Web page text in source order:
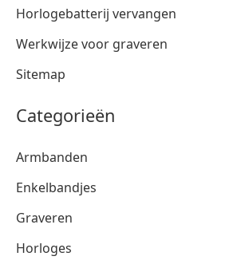
Horlogebatterij vervangen
Werkwijze voor graveren
Sitemap
Categorieën
Armbanden
Enkelbandjes
Graveren
Horloges